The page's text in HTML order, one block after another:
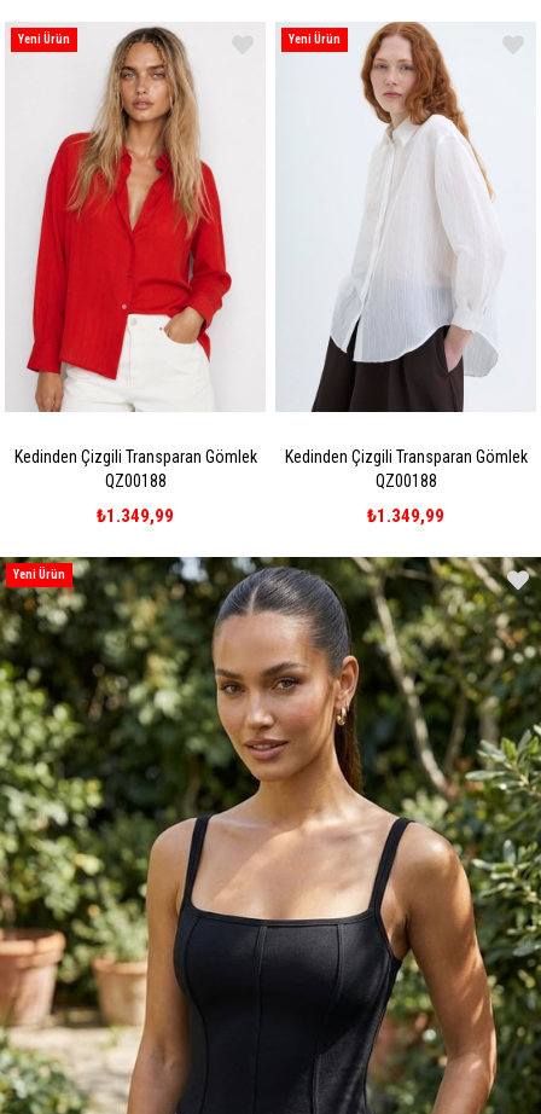
Kedinden Çizgili Transparan Gömlek
QZ00188
₺1.349,99
Yeni Ürün
Kedinden Çizgili Transparan Gömlek
QZ00188
₺1.349,99
Yeni Ürün
Yeni Ürün